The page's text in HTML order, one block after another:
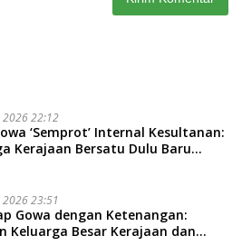
2026 22:12
‘Semprot’ Internal Kesultanan:
Kerajaan Bersatu Dulu Baru
2026 23:51
Gowa dengan Ketenangan:
Keluarga Besar Kerajaan dan